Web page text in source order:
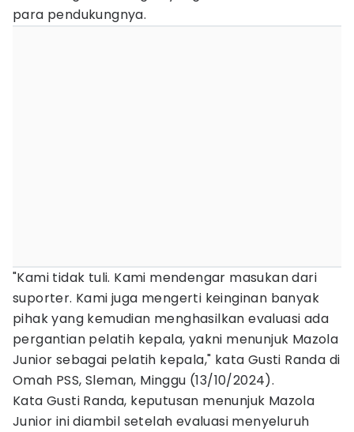
para pendukungnya.
"Kami tidak tuli. Kami mendengar masukan dari
suporter. Kami juga mengerti keinginan banyak
pihak yang kemudian menghasilkan evaluasi ada
pergantian pelatih kepala, yakni menunjuk Mazola
Junior sebagai pelatih kepala," kata Gusti Randa di
Omah PSS, Sleman, Minggu (13/10/2024).
Kata Gusti Randa, keputusan menunjuk Mazola
Junior ini diambil setelah evaluasi menyeluruh